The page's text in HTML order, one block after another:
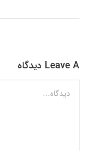
Leave A دیدگاه
دیدگاه